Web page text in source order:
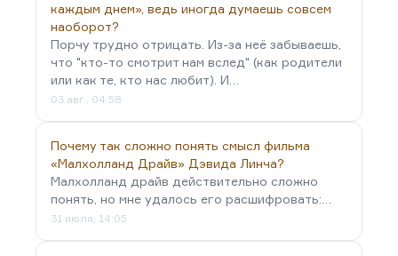
каждым днем», ведь иногда думаешь совсем
наоборот?
Порчу трудно отрицать. Из-за неё забываешь,
что "кто-то смотрит нам вслед" (как родители
или как те, кто нас любит). И…
03 авг., 04:58
Почему так сложно понять смысл фильма
«Малхолланд Драйв» Дэвида Линча?
Малхолланд драйв действительно сложно
понять, но мне удалось его расшифровать:…
31 июля, 14:05